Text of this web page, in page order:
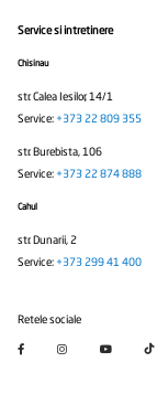
Service si intretinere
Chisinau
str. Calea Iesilor, 14/1
Service:+373 22 809 355
str. Burebista, 106
Service:+373 22 874 888
Cahul
str. Dunarii, 2
Service:+373 299 41 400
Retele sociale